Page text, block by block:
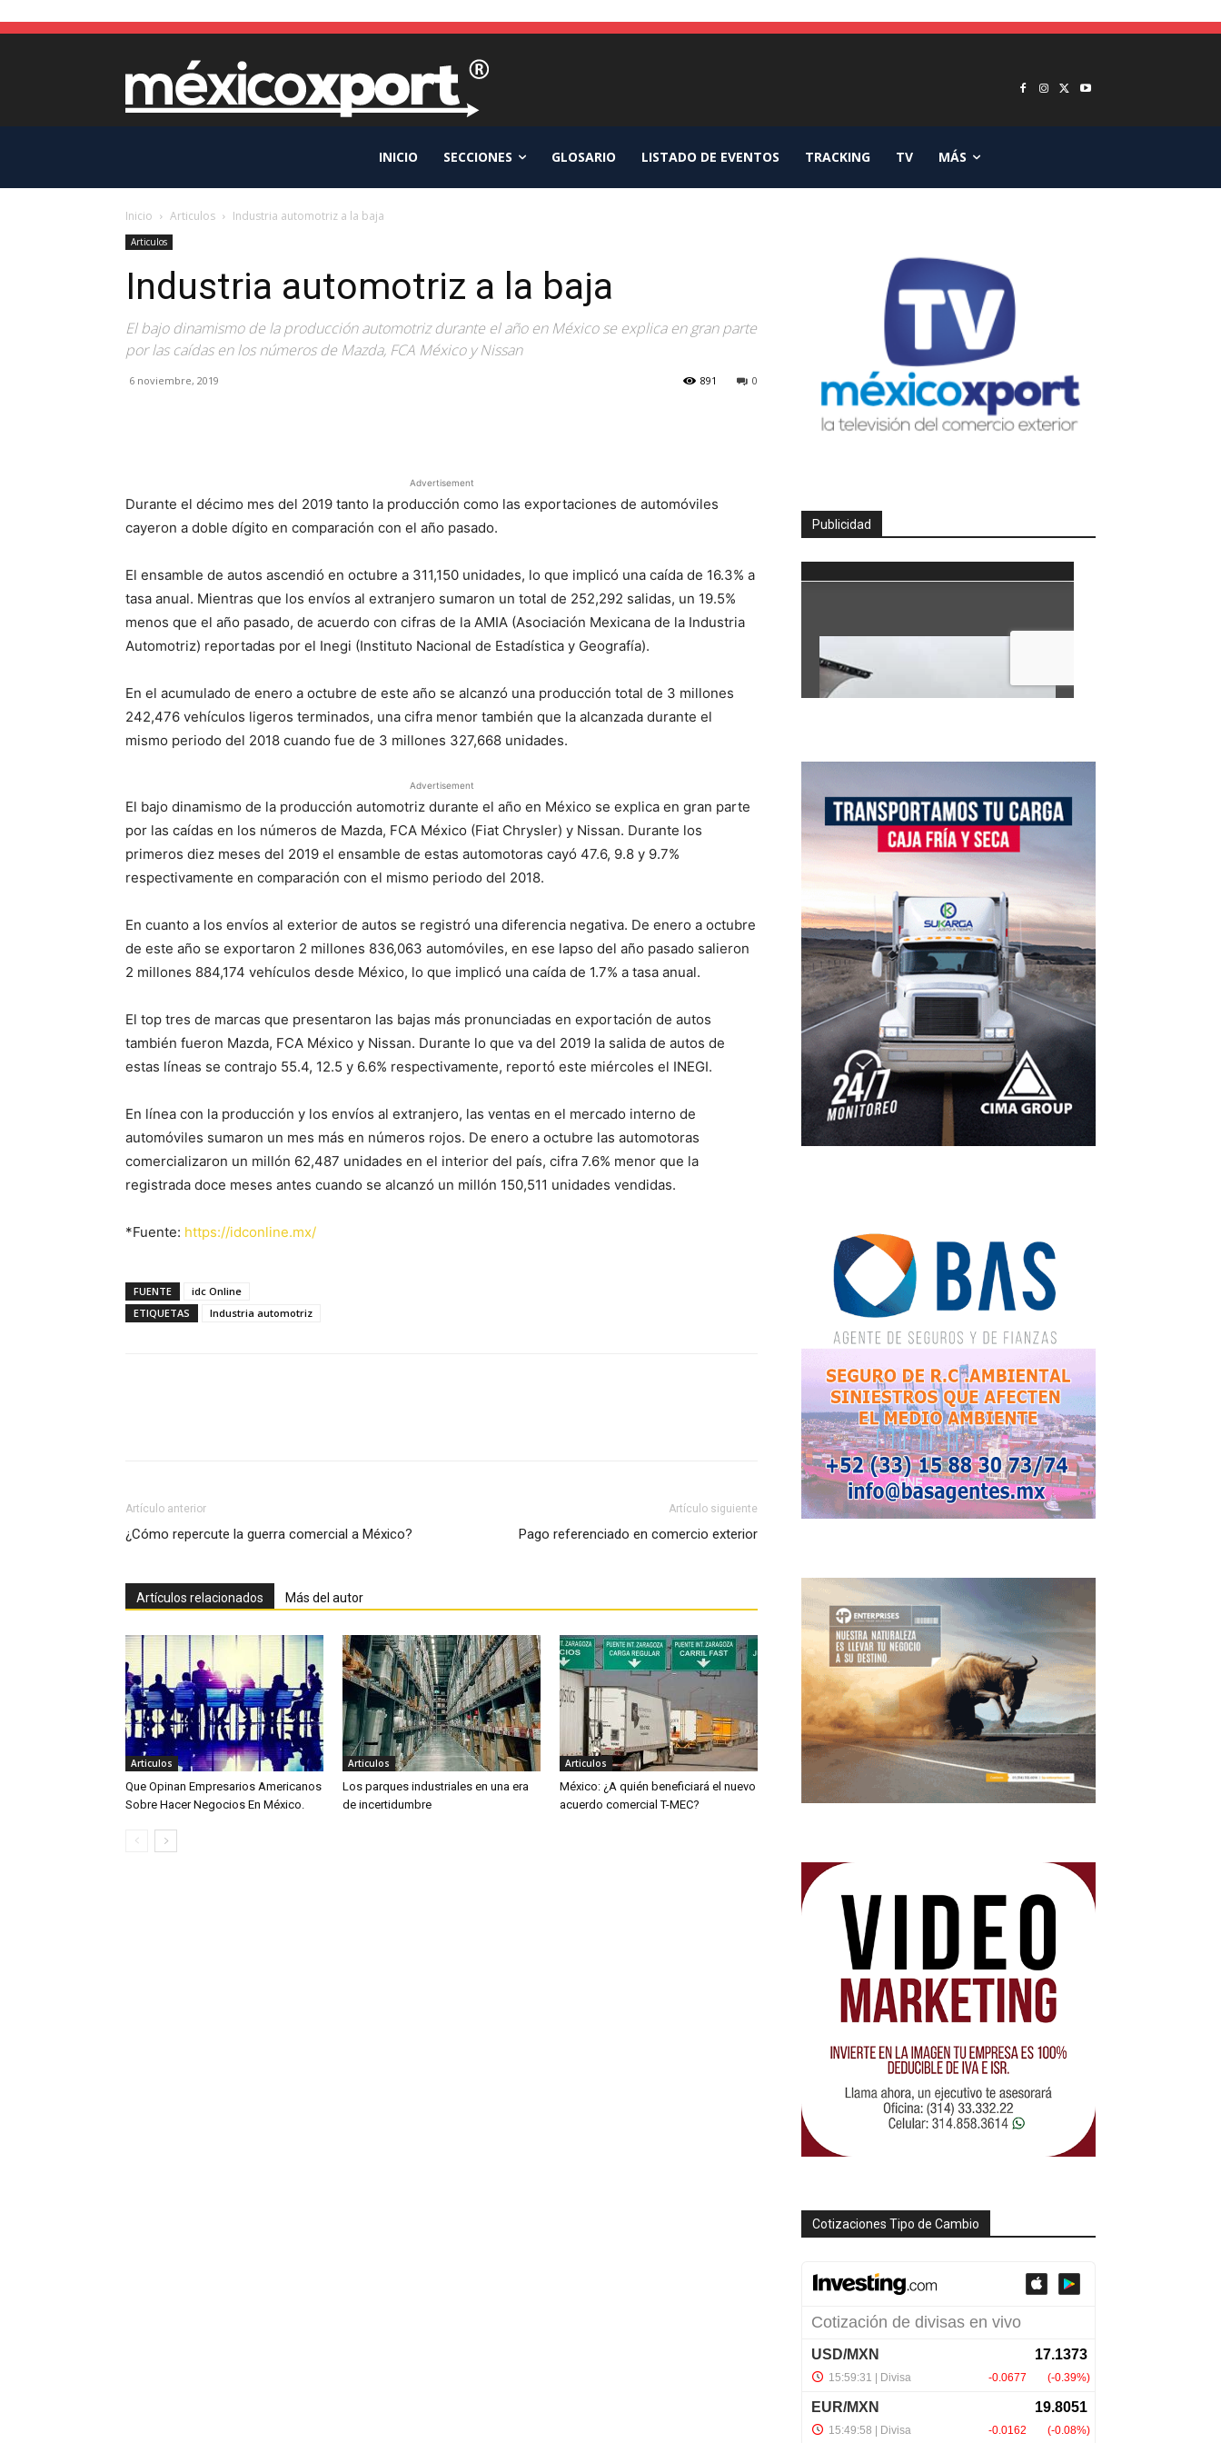
INICIO SECCIONES GLOSARIO LISTADO DE EVENTOS TRACKING TV MÁS
Inicio Articulos Industria automotriz a la baja
Articulos
Industria automotriz a la baja
El bajo dinamismo de la producción automotriz durante el año en México se explica en gran parte
por las caídas en los números de Mazda, FCA México y Nissan
6 noviembre, 2019 0
891
Advertisement
Durante el décimo mes del 2019 tanto la producción como las exportaciones de automóviles
cayeron a doble dígito en comparación con el año pasado.
El ensamble de autos ascendió en octubre a 311,150 unidades, lo que implicó una caída de 16.3% a
tasa anual. Mientras que los envíos al extranjero sumaron un total de 252,292 salidas, un 19.5%
menos que el año pasado, de acuerdo con cifras de la AMIA (Asociación Mexicana de la Industria
Automotriz) reportadas por el Inegi (Instituto Nacional de Estadística y Geografía).
En el acumulado de enero a octubre de este año se alcanzó una producción total de 3 millones
242,476 vehículos ligeros terminados, una cifra menor también que la alcanzada durante el
mismo periodo del 2018 cuando fue de 3 millones 327,668 unidades.
Advertisement
El bajo dinamismo de la producción automotriz durante el año en México se explica en gran parte
por las caídas en los números de Mazda, FCA México (Fiat Chrysler) y Nissan. Durante los
primeros diez meses del 2019 el ensamble de estas automotoras cayó 47.6, 9.8 y 9.7%
respectivamente en comparación con el mismo periodo del 2018.
En cuanto a los envíos al exterior de autos se registró una diferencia negativa. De enero a octubre
de este año se exportaron 2 millones 836,063 automóviles, en ese lapso del año pasado salieron
2 millones 884,174 vehículos desde México, lo que implicó una caída de 1.7% a tasa anual.
El top tres de marcas que presentaron las bajas más pronunciadas en exportación de autos
también fueron Mazda, FCA México y Nissan. Durante lo que va del 2019 la salida de autos de
estas líneas se contrajo 55.4, 12.5 y 6.6% respectivamente, reportó este miércoles el INEGI.
En línea con la producción y los envíos al extranjero, las ventas en el mercado interno de
automóviles sumaron un mes más en números rojos. De enero a octubre las automotoras
comercializaron un millón 62,487 unidades en el interior del país, cifra 7.6% menor que la
registrada doce meses antes cuando se alcanzó un millón 150,511 unidades vendidas.
*Fuente: https://idconline.mx/
FUENTE
idc Online
ETIQUETAS
Industria automotriz
Artículo anterior
¿Cómo repercute la guerra comercial a México?
Artículo siguiente
Pago referenciado en comercio exterior
Artículos relacionados Más del autor
Articulos
Que Opinan Empresarios Americanos
Sobre Hacer Negocios En México.
Articulos
Los parques industriales en una era
de incertidumbre
Articulos
México: ¿A quién beneficiará el nuevo
acuerdo comercial T-MEC?
Publicidad
Cotizaciones Tipo de Cambio